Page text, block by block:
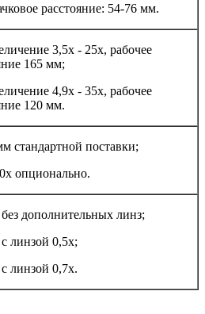
расстояние: 54-76 мм.
3,5х - 25х, рабочее
165 мм;
4,9х - 35х, рабочее
120 мм.
стандартной поставки;
опционально.
дополнительных линз;
линзой 0,5х;
линзой 0,7х.